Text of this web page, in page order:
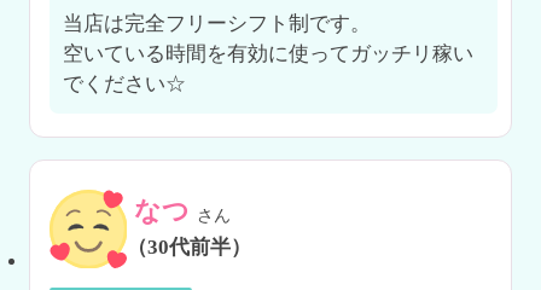
当店は完全フリーシフト制です。
空いている時間を有効に使ってガッチリ稼い
でください☆
なつ さん
（30代前半）